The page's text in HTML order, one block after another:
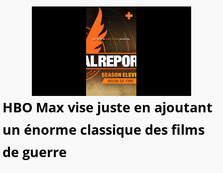
HBO Max vise juste en ajoutant
un énorme classique des films
de guerre